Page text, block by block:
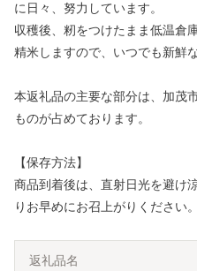
に日々、努力しています。
収穫後、籾をつけたまま低温倉
精米しますので、いつでも新鮮
本返礼品の主要な部分は、加茂
ものが占めております。
【保存方法】
商品到着後は、直射日光を避け
りお早めにお召上がりください。
返礼品名